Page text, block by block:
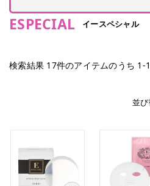
ESPECIAL イースペシャル
検索結果 17件のアイテムのうち 1 -
並び